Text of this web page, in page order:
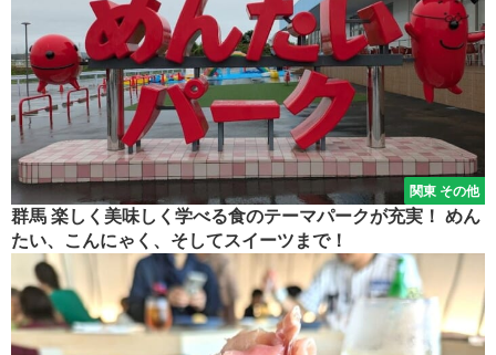
関東 その他
群馬 楽しく美味しく学べる食のテーマパークが充実！ めん
たい、こんにゃく、そしてスイーツまで！